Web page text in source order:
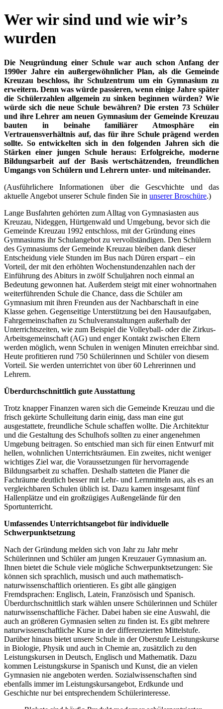
Wer wir sind und wie wir’s
wurden
Die Neugründung einer Schule war auch schon Anfang der
1990er Jahre ein außergewöhnlicher Plan, als die Gemeinde
Kreuzau beschloss, ihr Schulzentrum um ein Gymnasium zu
erweitern. Denn was würde passieren, wenn einige Jahre später
die Schülerzahlen allgemein zu sinken beginnen würden? Wie
würde sich die neue Schule bewähren? Die ersten 73 Schüler
und ihre Lehrer am neuen Gymnasium der Gemeinde Kreuzau
bauten in beinahe familiärer Atmosphäre ein
Vertrauensverhältnis auf, das für ihre Schule prägend werden
sollte. So entwickelten sich in den folgenden Jahren sich die
Stärken einer jungen Schule heraus: Erfolgreiche, moderne
Bildungsarbeit auf der Basis wertschätzenden, freundlichen
Umgangs von Schülern und Lehrern unter- und miteinander.
(Ausführlichere Informationen über die Gescvhichte und das
aktuelle Angebot unserer Schule finden Sie in unserer Broschüre.)
Lange Busfahrten gehörten zum Alltag von Gymnasiasten aus
Kreuzau, Nideggen, Hürtgenwald und Umgebung, bevor sich die
Gemeinde Kreuzau 1992 entschloss, mit der Gründung eines
Gymnasiums ihr Schulangebot zu vervollständigen. Den Schülern
des Gymnasiums der Gemeinde Kreuzau bleiben dank dieser
Entscheidung viele Stunden im Bus nach Düren erspart – ein
Vorteil, der mit den erhöhten Wochenstundenzahlen nach der
Einführung des Abiturs in zwölf Schuljahren noch einmal an
Bedeutung gewonnen hat. Außerdem steigt mit einer wohnortnahen
weiterführenden Schule die Chance, dass die Schüler am
Gymnasium mit ihren Freunden aus der Nachbarschaft in eine
Klasse gehen. Gegenseitige Unterstützung bei den Hausaufgaben,
Fahrgemeinschaften zu Schulveranstaltungen außerhalb der
Unterrichtszeiten, wie zum Beispiel die Volleyball- oder die Zirkus-
Arbeitsgemeinschaft (AG) und enger Kontakt zwischen Eltern
werden möglich, wenn Schulen in wenigen Minuten erreichbar sind.
Heute profitieren rund 750 Schülerinnen und Schüler von diesem
Vorteil. Sie werden unterrichtet von über 60 Lehrerinnen und
Lehrern.
Überdurchschnittlich gute Ausstattung
Trotz knapper Finanzen waren sich die Gemeinde Kreuzau und die
frisch gekürte Schulleitung darin einig, dass man eine gut
ausgestattete, freundliche Schule schaffen wollte. Die Architektur
und die Gestaltung des Schulhofs sollten zu einer angenehmen
Umgebung beitragen. So entschied man sich für einen Entwurf mit
hellen, wohnlichen Unterrichtsräumen. Ein zweites, nicht weniger
wichtiges Ziel war, die Voraussetzungen für hervorragende
Bildungsarbeit zu schaffen. Deshalb statteten die Planer die
Fachräume deutlich besser mit Lehr- und Lernmitteln aus, als es an
vergleichbaren Schulen üblich ist. Dazu kamen insgesamt fünf
Hallenplätze und ein großzügiges Außengelände für den
Sportunterricht.
Umfassendes Unterrichtsangebot für individuelle
Schwerpunktsetzung
Nach der Gründung melden sich von Jahr zu Jahr mehr
Schülerinnen und Schüler am jungen Kreuzauer Gymnasium an.
Ihnen bietet die Schule viele mögliche Schwerpunktsetzungen: Sie
können sich sprachlich, musisch und auch mathematisch-
naturwissenschaftlich orientieren. Es gibt alle gängigen
Fremdsprachen: Englisch, Latein, Französisch und Spanisch.
Überdurchschnittlich stark wählen unsere Schülerinnen und Schüler
naturwissenschaftliche Fächer. Dabei haben sie eine Auswahl, die
auch an größeren Gymnasien selten zu finden ist. Es gibt mehrere
naturwissenschaftliche Kurse in der differenzierten Mittelstufe.
Darüber hinaus bietet unsere Schule in der Oberstufe Leistungskurse
in Biologie, Physik und auch in Chemie an, zusätzlich zu den
Leistungskursen in Deutsch, Englisch und Mathematik. Dazu
kommen Leistungskurse in Spanisch und Kunst, die an vielen
Gymnasien nie angeboten werden. Sozialwissenschaften sind
ebenfalls immer im Leistungskursangebot, Erdkunde und
Geschichte nur bei entsprechendem Schülerinteresse.